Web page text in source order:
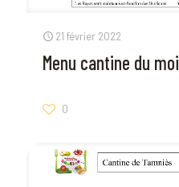
21 février 2022
Menu cantine du
0